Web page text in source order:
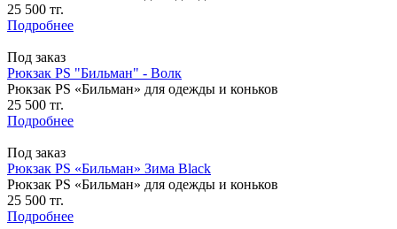
25 500 тг.
Подробнее
Под заказ
Рюкзак PS "Бильман" - Волк
Рюкзак PS «Бильман» для одежды и коньков
25 500 тг.
Подробнее
Под заказ
Рюкзак PS «Бильман» Зима Black
Рюкзак PS «Бильман» для одежды и коньков
25 500 тг.
Подробнее